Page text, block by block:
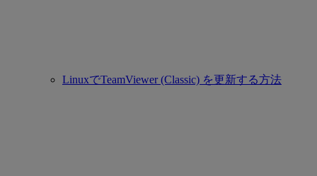
LinuxでTeamViewer (Classic) を更新する方法